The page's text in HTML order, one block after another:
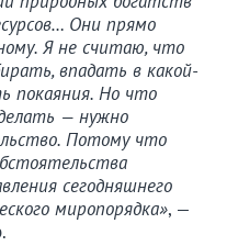
Они прямо
Я не считаю, что
впадать в какой-
покаяния. Но что
— нужно
Потому что
сегодняшнего
миропорядка», —